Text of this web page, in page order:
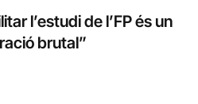
l’estudi de l’FP és un
brutal”